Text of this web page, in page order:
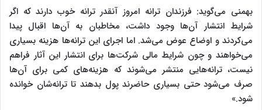
بهمنی می‌گوید: فرزندان ترانه امروز آنقدر ترانه خوب دارند که اگر
شرایط انتشار آن‌ها وجود داشت، مخاطبان به آن‌ها اقبال پیدا
می‌کردند و اوضاع عوض می‌شد. اما اجرای این ترانه‌ها هزینه‌ بسیاری
می‌خواهند و چون شرایط مالی شرکت‌ها برای انتشار این آثار فراهم
نیست‌، ترانه‌هایی منتشر می‌شوند که هزینه‌های کمی برای آن‌ها
صرف می‌شود حتی بسیاری حاضرند پول بدهند تا ترانه‌شان خوانده
شود.»